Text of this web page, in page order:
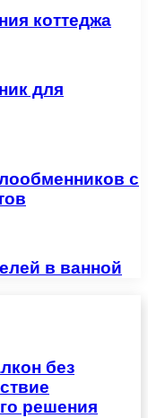
коттеджа
для
с
в ванной
без
решения